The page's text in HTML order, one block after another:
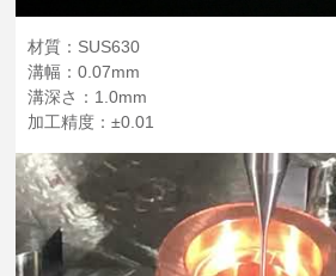
材質：SUS630
溝幅：0.07mm
溝深さ：1.0mm
加工精度：±0.01